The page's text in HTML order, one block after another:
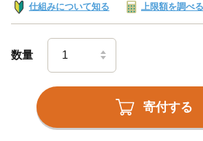
仕組みについて知る 上限額を調べる
数量
寄付する